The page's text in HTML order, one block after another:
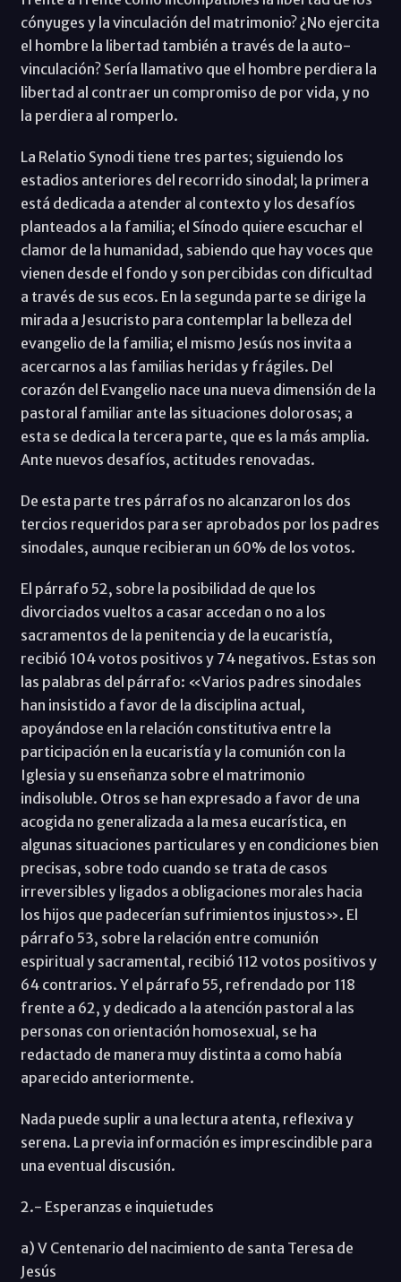
cónyuges y la vinculación del matrimonio? ¿No ejercita
el hombre la libertad también a través de la auto-
vinculación? Sería llamativo que el hombre perdiera la
libertad al contraer un compromiso de por vida, y no
la perdiera al romperlo.
La Relatio Synodi tiene tres partes; siguiendo los
estadios anteriores del recorrido sinodal; la primera
está dedicada a atender al contexto y los desafíos
planteados a la familia; el Sínodo quiere escuchar el
clamor de la humanidad, sabiendo que hay voces que
vienen desde el fondo y son percibidas con dificultad
a través de sus ecos. En la segunda parte se dirige la
mirada a Jesucristo para contemplar la belleza del
evangelio de la familia; el mismo Jesús nos invita a
acercarnos a las familias heridas y frágiles. Del
corazón del Evangelio nace una nueva dimensión de la
pastoral familiar ante las situaciones dolorosas; a
esta se dedica la tercera parte, que es la más amplia.
Ante nuevos desafíos, actitudes renovadas.
De esta parte tres párrafos no alcanzaron los dos
tercios requeridos para ser aprobados por los padres
sinodales, aunque recibieran un 60% de los votos.
El párrafo 52, sobre la posibilidad de que los
divorciados vueltos a casar accedan o no a los
sacramentos de la penitencia y de la eucaristía,
recibió 104 votos positivos y 74 negativos. Estas son
las palabras del párrafo: «Varios padres sinodales
han insistido a favor de la disciplina actual,
apoyándose en la relación constitutiva entre la
participación en la eucaristía y la comunión con la
Iglesia y su enseñanza sobre el matrimonio
indisoluble. Otros se han expresado a favor de una
acogida no generalizada a la mesa eucarística, en
algunas situaciones particulares y en condiciones bien
precisas, sobre todo cuando se trata de casos
irreversibles y ligados a obligaciones morales hacia
los hijos que padecerían sufrimientos injustos». El
párrafo 53, sobre la relación entre comunión
espiritual y sacramental, recibió 112 votos positivos y
64 contrarios. Y el párrafo 55, refrendado por 118
frente a 62, y dedicado a la atención pastoral a las
personas con orientación homosexual, se ha
redactado de manera muy distinta a como había
aparecido anteriormente.
Nada puede suplir a una lectura atenta, reflexiva y
serena. La previa información es imprescindible para
una eventual discusión.
2.- Esperanzas e inquietudes
a) V Centenario del nacimiento de santa Teresa de
Jesús